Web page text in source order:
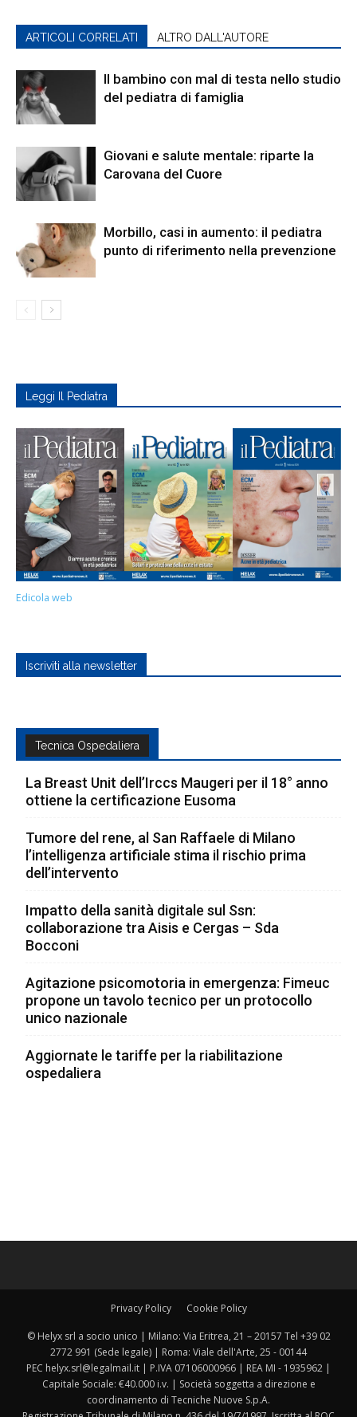
ARTICOLI CORRELATI ALTRO DALL'AUTORE
Il bambino con mal di testa nello studio
del pediatra di famiglia
Giovani e salute mentale: riparte la
Carovana del Cuore
Morbillo, casi in aumento: il pediatra
punto di riferimento nella prevenzione
Leggi Il Pediatra
Edicola web
Iscriviti alla newsletter
Tecnica Ospedaliera
La Breast Unit dell’Irccs Maugeri per il 18° anno
ottiene la certificazione Eusoma
Tumore del rene, al San Raffaele di Milano
l’intelligenza artificiale stima il rischio prima
dell’intervento
Impatto della sanità digitale sul Ssn:
collaborazione tra Aisis e Cergas – Sda
Bocconi
Agitazione psicomotoria in emergenza: Fimeuc
propone un tavolo tecnico per un protocollo
unico nazionale
Aggiornate le tariffe per la riabilitazione
ospedaliera
Privacy Policy Cookie Policy
© Helyx srl a socio unico | Milano: Via Eritrea, 21 – 20157 Tel +39 02
2772 991 (Sede legale) | Roma: Viale dell'Arte, 25 - 00144
PEC helyx.srl@legalmail.it | P.IVA 07106000966 | REA MI - 1935962 |
Capitale Sociale: €40.000 i.v. | Società soggetta a direzione e
coordinamento di Tecniche Nuove S.p.A.